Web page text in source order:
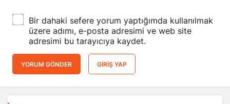
Bir dahaki sefere yorum yaptığımda kullanılmak
üzere adımı, e-posta adresimi ve web site
adresimi bu tarayıcıya kaydet.
YORUM GÖNDER GIRIŞ YAP